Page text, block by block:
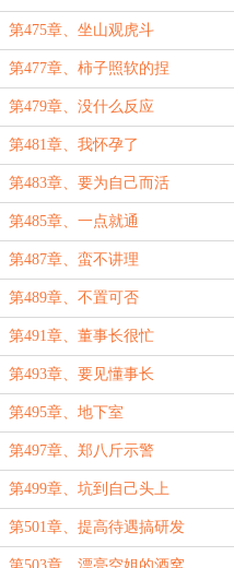
第475章、坐山观虎斗
第477章、柿子照软的捏
第479章、没什么反应
第481章、我怀孕了
第483章、要为自己而活
第485章、一点就通
第487章、蛮不讲理
第489章、不置可否
第491章、董事长很忙
第493章、要见懂事长
第495章、地下室
第497章、郑八斤示警
第499章、坑到自己头上
第501章、提高待遇搞研发